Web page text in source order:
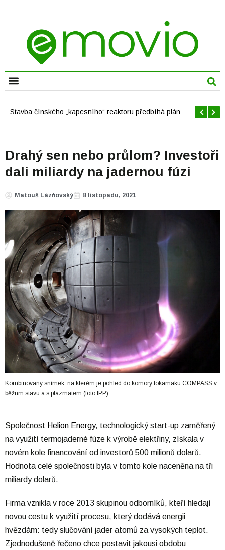
Offshore větrné elektrárny v USA se mají brzy rozrůst
Drahý sen nebo průlom? Investoři
dali miliardy na jadernou fúzi
Matouš Lázňovský 8 listopadu, 2021
Kombinovaný snímek, na kterém je pohled do komory tokamaku COMPASS v
běžnm stavu a s plazmatem (foto IPP)
Společnost Helion Energy, technologický start-up zaměřený
na využití termojaderné fúze k výrobě elektřiny, získala v
novém kole financování od investorů 500 milionů dolarů.
Hodnota celé společnosti byla v tomto kole naceněna na tři
miliardy dolarů.
Firma vznikla v roce 2013 skupinou odborníků, kteří hledají
novou cestu k využití procesu, který dodává energii
hvězdám: tedy slučování jader atomů za vysokých teplot.
Zjednodušeně řečeno chce postavit jakousi obdobu